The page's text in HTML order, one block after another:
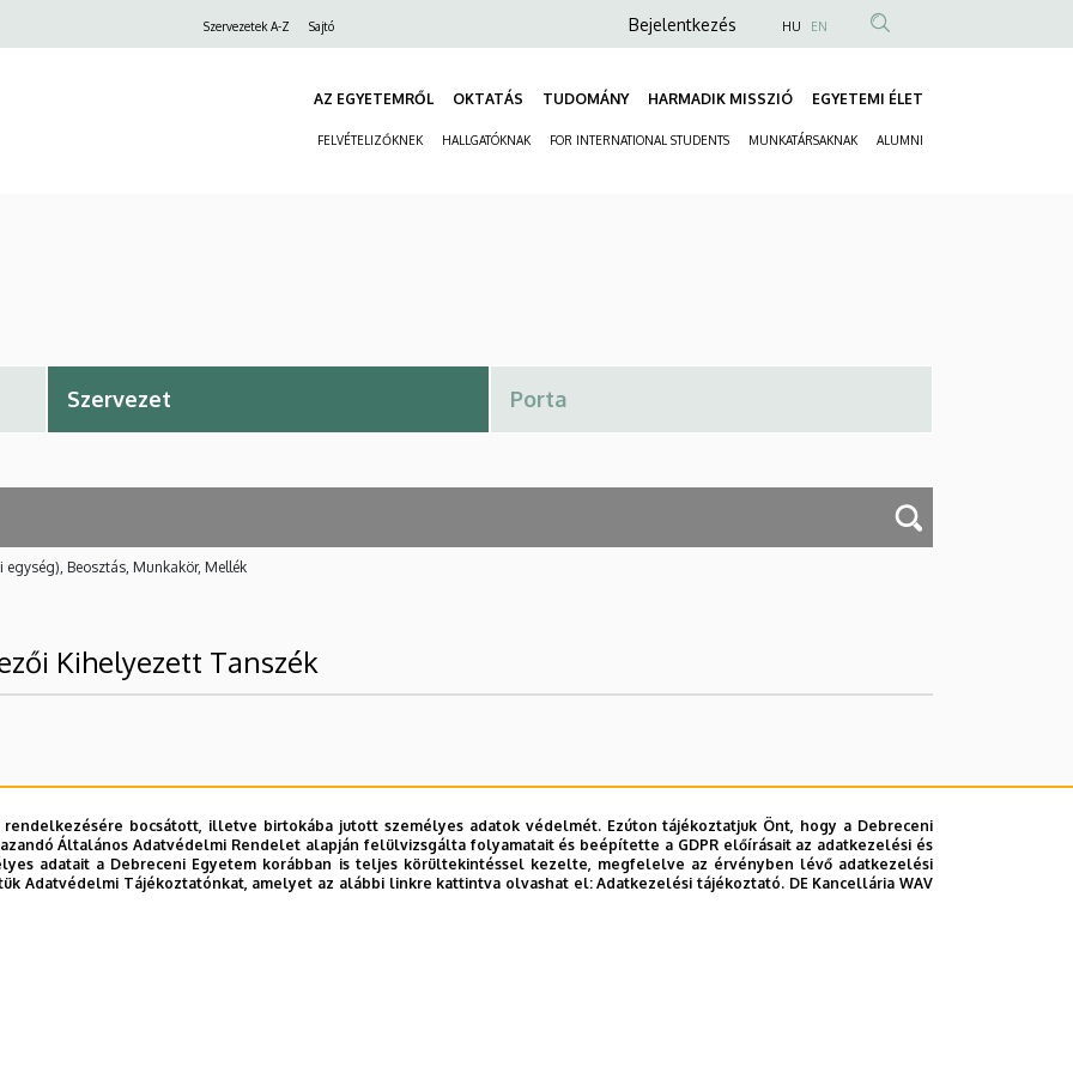
Szervezetek A-Z Sajtó
Anonim
fiók
Bejelentkezés HU EN
AZ EGYETEMRŐL OKTATÁS TUDOMÁNY HARMADIK MISSZIÓ EGYETEMI ÉLET
FELVÉTELIZŐKNEK HALLGATÓKNAK FOR INTERNATIONAL STUDENTS MUNKATÁRSAKNAK ALUMNI
egység), Beosztás, Munkakör, Mellék
Kihelyezett Tanszék
bocsátott, illetve birtokába jutott személyes adatok védelmét. Ezúton tájékoztatjuk Önt, hogy a Debreceni
Általános Adatvédelmi Rendelet alapján felülvizsgálta folyamatait és beépítette a GDPR előírásait az adatkezelési és
adatait a Debreceni Egyetem korábban is teljes körültekintéssel kezelte, megfelelve az érvényben lévő adatkezelési
Adatvédelmi Tájékoztatónkat, amelyet az alábbi linkre kattintva olvashat el:Adatkezelési tájékoztató. DE Kancellária WAV